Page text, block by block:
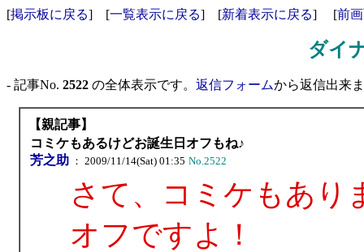
[掲示板に戻る] [一覧表示に戻る] [新着表示に戻る] [前
ダイ
- 記事No. 2522 の全体表示です。 返信フォームから返信出来
【親記事】
コミケもあるけどお誕生日オフもね♪
芳之助 ： 2009/11/14(Sat) 01:35 No.2522
さて、コミケもあり
オフですよ！